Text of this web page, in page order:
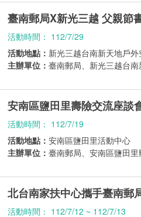
臺南郵局X新光三越 父親節
活動時間： 112/7/29
活動地點： 新光三越台南新天地戶外
主辦單位： 臺南郵局、新光三越台
安南區鹽田里壽險交流座談
活動時間： 112/7/19
活動地點： 安南區鹽田里活動中心
主辦單位： 臺南郵局、安南區鹽田
北台南家扶中心攜手臺南郵
活動時間： 112/7/12 ~ 112/7/13